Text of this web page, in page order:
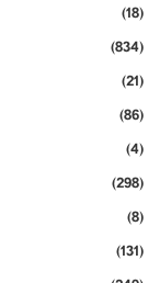
(18)
(834)
(21)
(86)
(4)
(298)
(8)
(131)